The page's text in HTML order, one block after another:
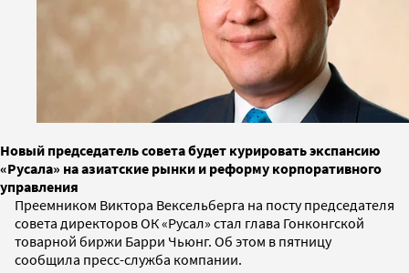
Новый председатель совета будет курировать экспансию
«Русала» на азиатские рынки и реформу корпоративного
управления
Преемником Виктора Вексельберга на посту председателя
совета директоров ОК «Русал» стал глава Гонконгской
товарной биржи Барри Чьюнг. Об этом в пятницу
сообщила пресс-служба компании.